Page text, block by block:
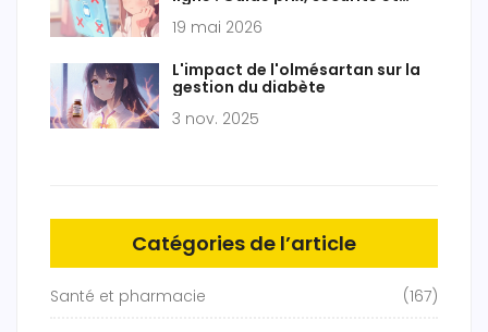
19 mai 2026
L'impact de l'olmésartan sur la
gestion du diabète
3 nov. 2025
Catégories de l’article
Santé et pharmacie (167)